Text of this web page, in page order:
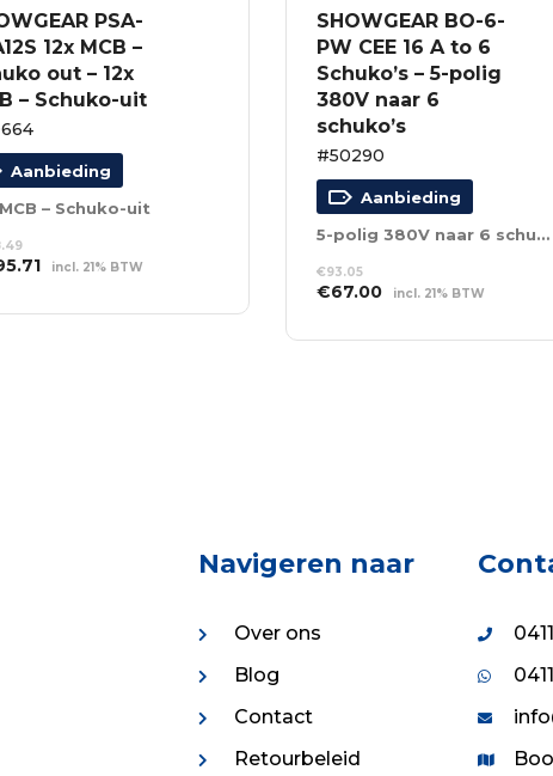
PSA-
12x MCB –
out – 12x
– Schuko-uit
Aanbieding
– Schuko-uit
Huidige
is:
incl. 21% BTW
SHOWGEAR BO-6-
PW CEE 16 A to 6
Schuko’s – 5-polig
380V naar 6
schuko’s
#50290
Aanbieding
5-polig 380V naar 6 schuko’s
€93.05
Oorspronkelijke
was:
€67.00Huidige
is:
incl. 21% BTW
WINKELWAGEN
Navigeren naar
Over ons
Blog
Contact
Retourbeleid